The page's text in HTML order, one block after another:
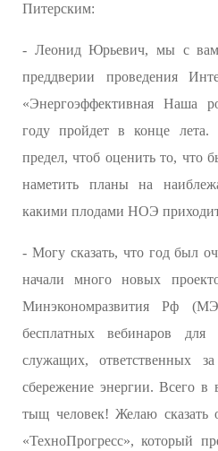
Питерским:
- Леонид Юрьевич, мы с
преддверии проведения
«Энергоэффективная Наша
году пройдет в конце
предел, чтоб оценить то, что
наметить планы на
какими плодами НОЭ
- Могу сказать, что год был
начали много новых
Минэкономразвития Рф
бесплатных вебинаров
служащих, ответственных
сбережение энергии. Всего в
тыщ человек! Желаю сказать
«ТехноПрогресс», который